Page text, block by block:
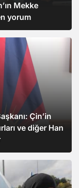
Mekke
yorum
Çin’in
ve diğer Han